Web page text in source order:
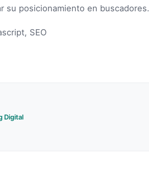
su posicionamiento en buscadores.
SEO
Digital